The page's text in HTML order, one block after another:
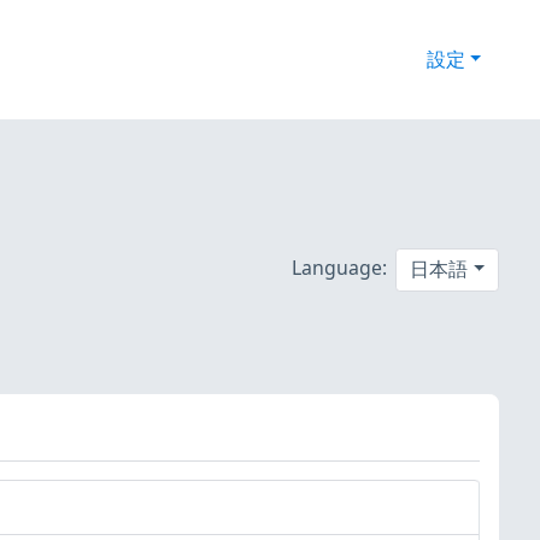
設定
Language: 日本語